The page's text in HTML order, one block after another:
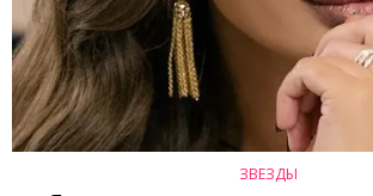
ЗВЕЗДЫ